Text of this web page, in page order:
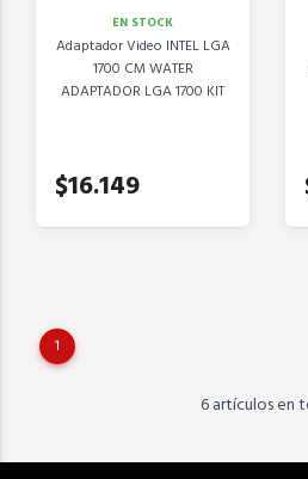
EN STOCK
Adaptador Video INTEL LGA
1700 CM WATER
ADAPTADOR LGA 1700 KIT
$16.149
1
6 artículos en